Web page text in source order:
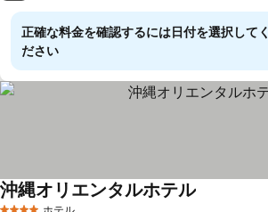
正確な料金を確認するには日付を選択してく
ださい
ホテル
沖縄オリエンタルホテル